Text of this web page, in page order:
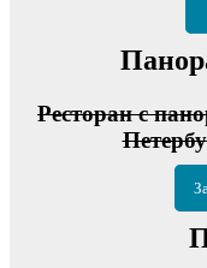
Ресторан с